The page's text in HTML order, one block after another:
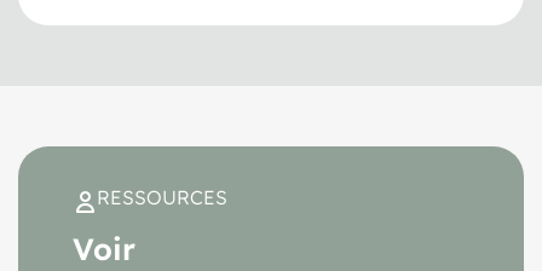
RESSOURCES
Voir